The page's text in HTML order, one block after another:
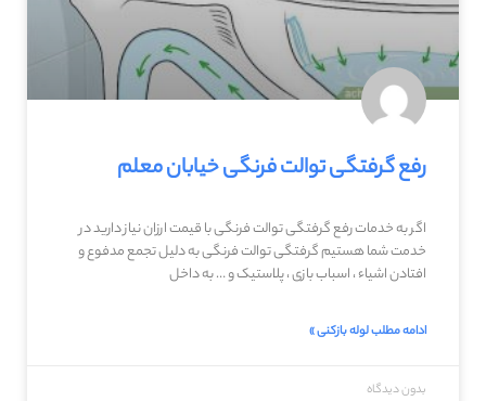
رفع گرفتگی توالت فرنگی خیابان معلم
اگر به خدمات رفع گرفتگی توالت فرنگی با قیمت ارزان نیاز دارید در
خدمت شما هستیم گرفتگی توالت فرنگی به دلیل تجمع مدفوع و
افتادن اشیاء ، اسباب بازی ، پلاستیک و … به داخل
ادامه مطلب لوله بازکنی »
بدون دیدگاه